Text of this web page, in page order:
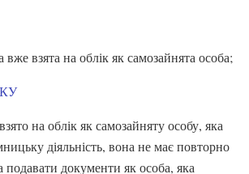
вже взята на облік як самозайнята особа;
на облік як самозайняту особу, яка
діяльність, вона не має повторно
подавати документи як особа, яка